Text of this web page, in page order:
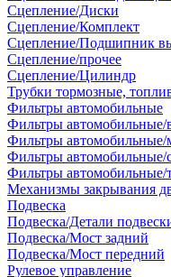
Сцепление/Диски
Сцепление/Комплект
Сцепление/Подшипник
Сцепление/прочее
Сцепление/Цилиндр
Трубки тормозные,
Фильтры автомобильные
Фильтры
Фильтры автомобильные/
Фильтры автомобильные/
Фильтры автомобильные/
Механизмы закрывания
Подвеска
Подвеска/Детали
Подвеска/Мост задний
Подвеска/Мост передний
Рулевое управление